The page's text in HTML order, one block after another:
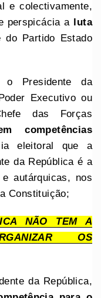
e colectivamente,
perspicácia a luta
do Partido Estado
o Presidente da
Executivo ou
das Forças
competências
eleitoral que a
da República é a
autárquicas, nos
Constituição;
NÃO TEM A
OS
da República,